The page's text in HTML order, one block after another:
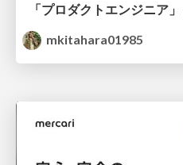
mkitahara01985